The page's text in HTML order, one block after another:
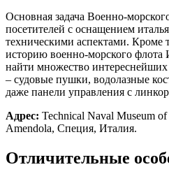
Основная задача Военно-
посетителей с оснащением
техническими аспектами. Кроме
историю военно-морского флота
найти множество
– судовые пушки, водолазные
даже панели управления с
Адрес: Technical Naval Museum
Amendola, Специя, Италия.
Отличительные